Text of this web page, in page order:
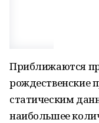
Приближаются
рождественские
статическим
наибольшее